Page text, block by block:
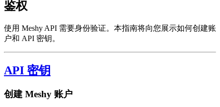
鉴权
使用 Meshy API 需要身份验证。本指南将向您展示如何创建账
户和 API 密钥。
API 密钥
创建 Meshy 账户